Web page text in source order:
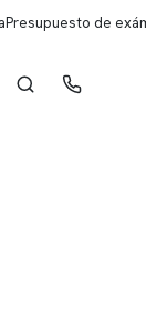
Presupuesto de